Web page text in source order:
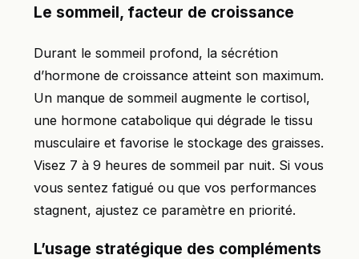
Le sommeil, facteur de croissance
Durant le sommeil profond, la sécrétion
d’hormone de croissance atteint son maximum.
Un manque de sommeil augmente le cortisol,
une hormone catabolique qui dégrade le tissu
musculaire et favorise le stockage des graisses.
Visez 7 à 9 heures de sommeil par nuit. Si vous
vous sentez fatigué ou que vos performances
stagnent, ajustez ce paramètre en priorité.
L’usage stratégique des compléments